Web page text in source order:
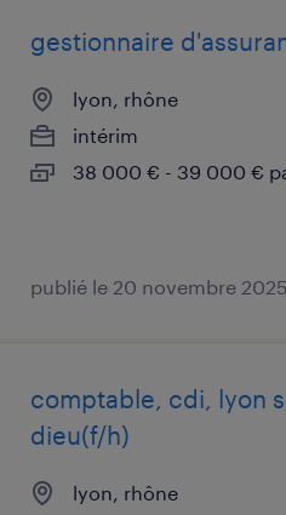
gestionnaire
lyon, rhône
intérim
38 000 € - 39 000 €
publié le 20 novembre 2025
comptable, cdi, lyon
dieu(f/h)
lyon, rhône